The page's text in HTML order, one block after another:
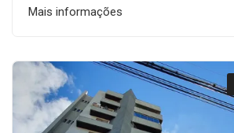
Mais informações